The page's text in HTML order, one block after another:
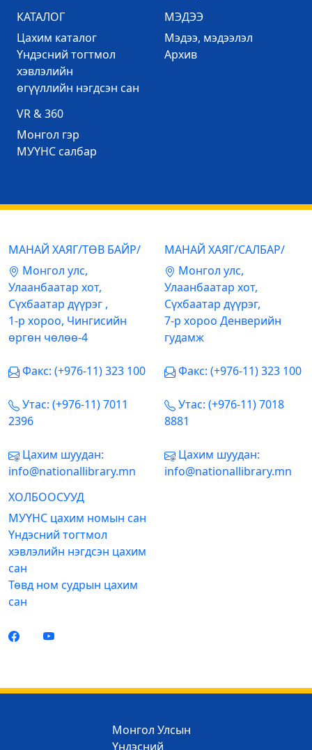
КАТАЛОГ
Цахим каталог
Үндэсний тогтмол
хэвлэлийн
өгүүллийн нэгдсэн сан
МЭДЭЭ
Mэдээ, мэдээлэл
Архив
VR & 360
Mонгол гэр
МУҮНС салбар
МАНАЙ ХАЯГ/ТӨВ БАЙР/
Mонгол улс,
Улаанбаатар хот,
Сүхбаатар дүүрэг ,
1-р хороо, Чингисийн
өргөн чөлөө-4
Факс: (+976-11) 323 100
Утас: (+976-11) 7011
2396
Цахим шуудан:
info@nationallibrary.mn
МАНАЙ ХАЯГ/САЛБАР/
Mонгол улс,
Улаанбаатар хот,
Сүхбаатар дүүрэг,
7-р хороо Денверийн
гудамж
Факс: (+976-11) 323 100
Утас: (+976-11) 7018
8881
Цахим шуудан:
info@nationallibrary.mn
ХОЛБООСУУД
МУҮНС цахим номын сан
Үндэсний тогтмол
хэвлэлийн нэгдсэн цахим
сан
Төвд ном судрын цахим
сан
Монгол Улсын
Үндэсний